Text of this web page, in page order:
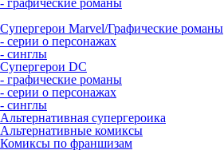
- графические романы
Супергерои Marvel/Графические романы
- серии о персонажах
- синглы
Супергерои DC
- графические романы
- серии о персонажах
- синглы
Альтернативная супергероика
Альтернативные комиксы
Комиксы по франшизам